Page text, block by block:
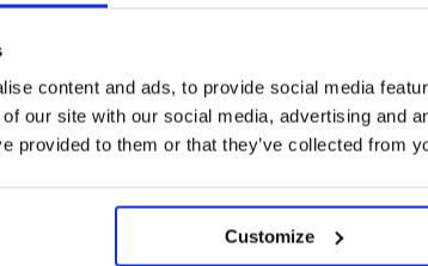
content and ads, to provide social media
our site with our social media, advertising and
provided to them or that they’ve collected from
Customize